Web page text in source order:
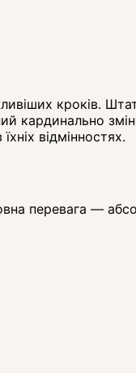
кроків.
кардинально
відмінностях.
перевага —